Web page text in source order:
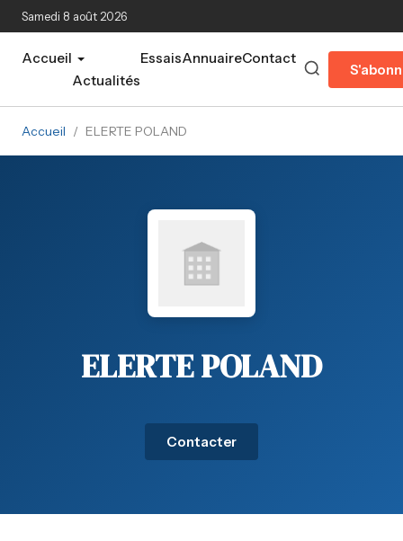
Aller au contenu principal
Samedi 8 août 2026
Accueil
Actualités
EssaisAnnuaireContact
Accueil / ELERTE POLAND
ELERTE POLAND
Contacter